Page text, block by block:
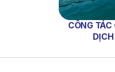
CÔNG TÁC